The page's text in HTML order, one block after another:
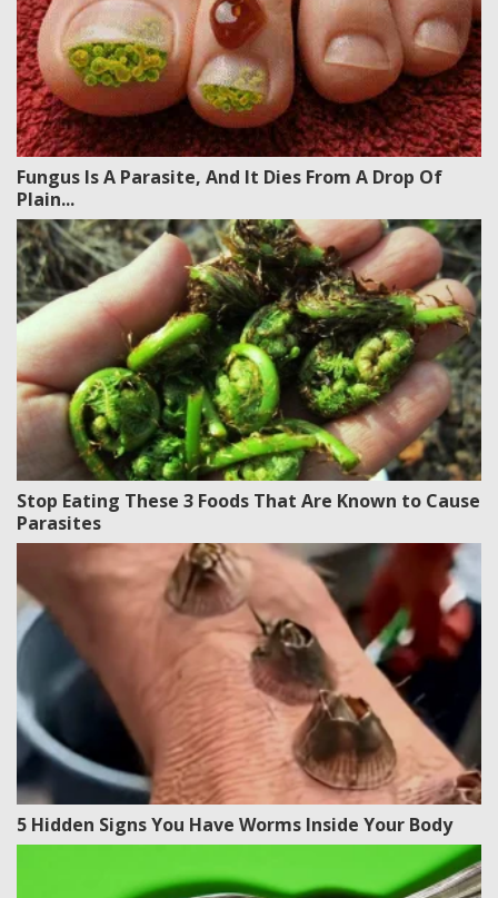
Fungus Is A Parasite, And It Dies From A Drop Of
Plain...
Stop Eating These 3 Foods That Are Known to Cause
Parasites
5 Hidden Signs You Have Worms Inside Your Body